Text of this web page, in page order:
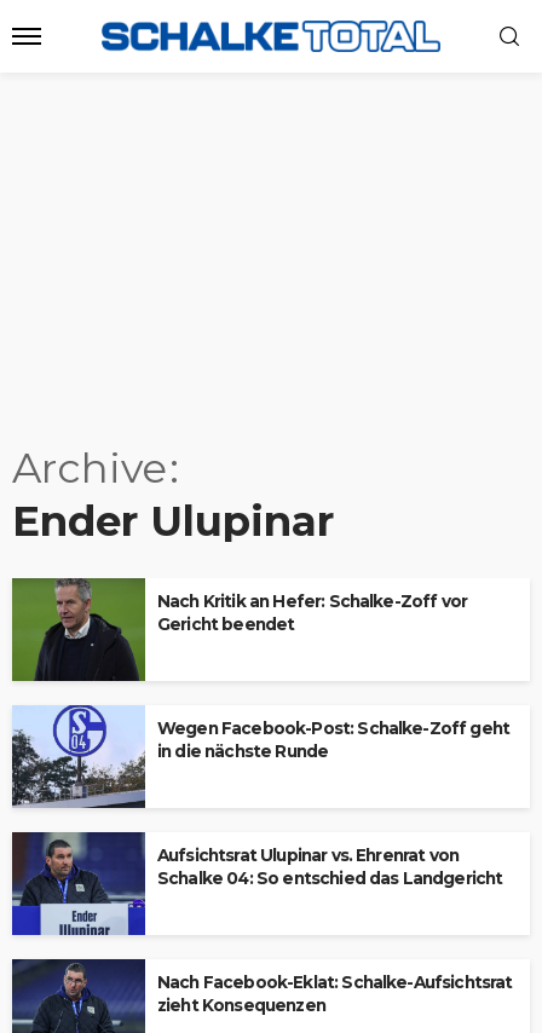
Archive
Ender Ulupinar
Nach Kritik an Hefer: Schalke-Zoff vor
Gericht beendet
Wegen Facebook-Post: Schalke-Zoff geht
in die nächste Runde
Aufsichtsrat Ulupinar vs. Ehrenrat von
Schalke 04: So entschied das Landgericht
Nach Facebook-Eklat: Schalke-Aufsichtsrat
zieht Konsequenzen